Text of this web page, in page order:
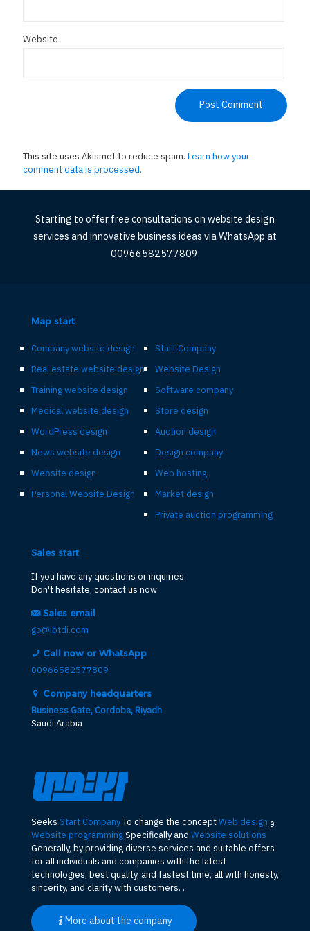
Website
This site uses Akismet to reduce spam. Learn how your
comment data is processed.
Starting to offer free consultations on website design
services and innovative business ideas via WhatsApp at
00966582577809.
Map start
Start Company
Website Design
Software company
Store design
Auction design
Design company
Web hosting
Market design
Private auction programming
Company website design
Real estate website design
Training website design
Medical website design
WordPress design
News website design
Website design
Personal Website Design
Sales start
If you have any questions or inquiries
Don't hesitate, contact us now
Sales email
go@ibtdi.com
Call now or WhatsApp
00966582577809
Company headquarters
Business Gate, Cordoba, Riyadh
Saudi Arabia
Seeks Start CompanyTo change the conceptWeb design و
Website programmingSpecifically and Website solutions
Generally, by providing diverse services and suitable offers
for all individuals and companies with the latest
technologies, best quality, and fastest time, all with honesty,
sincerity, and clarity with customers. .
More about the company